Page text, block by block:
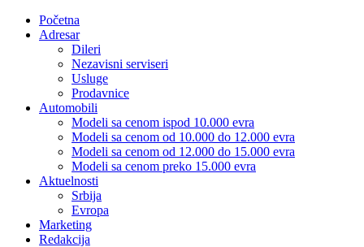
Početna
Adresar
Dileri
Nezavisni serviseri
Usluge
Prodavnice
Automobili
Modeli sa cenom ispod 10.000 evra
Modeli sa cenom od 10.000 do 12.000 evra
Modeli sa cenom od 12.000 do 15.000 evra
Modeli sa cenom preko 15.000 evra
Aktuelnosti
Srbija
Evropa
Marketing
Redakcija